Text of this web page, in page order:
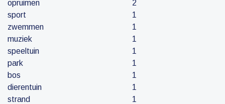
opruimen
2
sport
1
zwemmen
1
muziek
1
speeltuin
1
park
1
bos
1
dierentuin
1
strand
1